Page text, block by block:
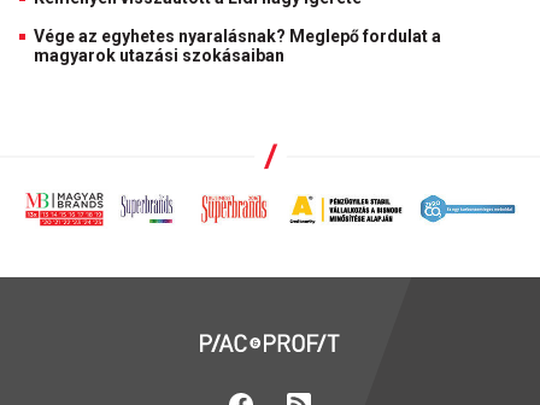
Vége az egyhetes nyaralásnak? Meglepő fordulat a
magyarok utazási szokásaiban